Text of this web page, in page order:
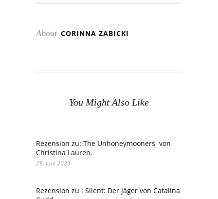
About CORINNA ZABICKI
You Might Also Like
Rezension zu: The Unhoneymooners von
Christina Lauren.
28. Juni 2023
Rezension zu : Silent: Der Jäger von Catalina